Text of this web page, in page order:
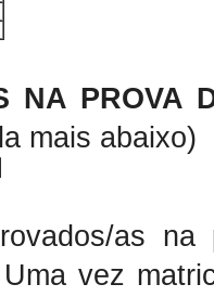
NA PROVA
mais abaixo)
as
vez